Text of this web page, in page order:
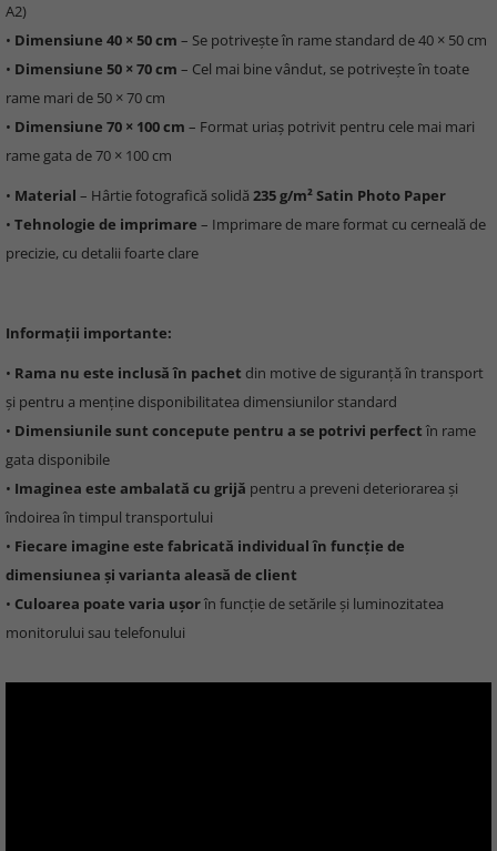
A2)
• Dimensiune 40 × 50 cm – Se potrivește în rame standard de 40 × 50 cm
• Dimensiune 50 × 70 cm – Cel mai bine vândut, se potrivește în toate
rame mari de 50 × 70 cm
• Dimensiune 70 × 100 cm – Format uriaș potrivit pentru cele mai mari
rame gata de 70 × 100 cm
• Material – Hârtie fotografică solidă 235 g/m² Satin Photo Paper
• Tehnologie de imprimare – Imprimare de mare format cu cerneală de
precizie, cu detalii foarte clare
Informații importante:
• Rama nu este inclusă în pachet din motive de siguranță în transport
și pentru a menține disponibilitatea dimensiunilor standard
• Dimensiunile sunt concepute pentru a se potrivi perfect în rame
gata disponibile
• Imaginea este ambalată cu grijă pentru a preveni deteriorarea și
îndoirea în timpul transportului
• Fiecare imagine este fabricată individual în funcție de
dimensiunea și varianta aleasă de client
• Culoarea poate varia ușorîn funcție de setările și luminozitatea
monitorului sau telefonului